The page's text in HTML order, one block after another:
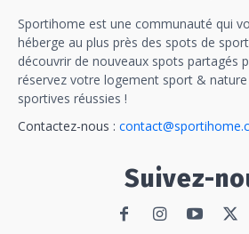
Sportihome est une communauté qui
héberge au plus près des spots de
découvrir de nouveaux spots partagés
réservez votre logement sport &
sportives réussies !
Contactez-nous :
Suivez-